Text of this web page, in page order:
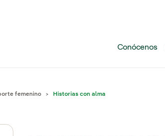
Conócenos
femenino Historias con alma